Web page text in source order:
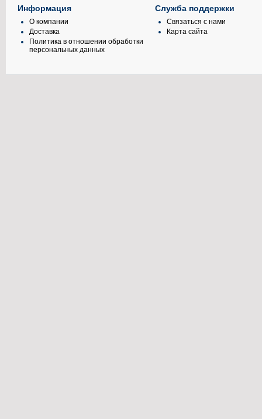
Информация
О компании
Доставка
Политика в отношении обработки
персональных данных
Служба поддержки
Связаться с нами
Карта сайта